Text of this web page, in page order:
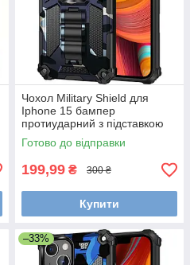
Чохол Military Shield для
Iphone 15 бампер
протиударний з підставкою
Navy-Blue
Готово до відправки
199,99 ₴ 300 ₴
Купити
–33%